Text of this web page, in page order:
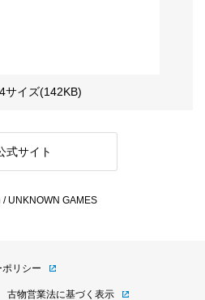
サイズ(142KB)
式サイト
UNKNOWN GAMES
リシー
古物営業法に基づく表示